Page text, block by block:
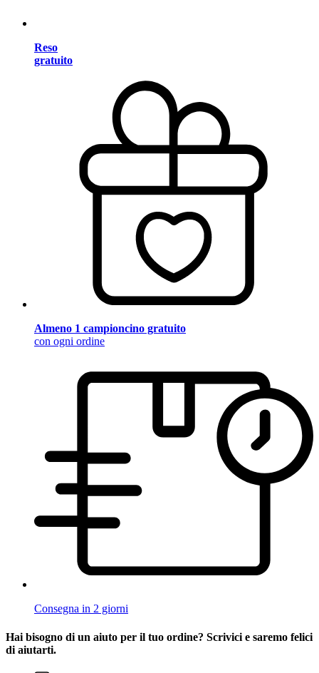
Reso
gratuito
Almeno 1 campioncino gratuito
con ogni ordine
Consegna in 2 giorni
Hai bisogno di un aiuto per il tuo ordine? Scrivici e saremo felici
di aiutarti.